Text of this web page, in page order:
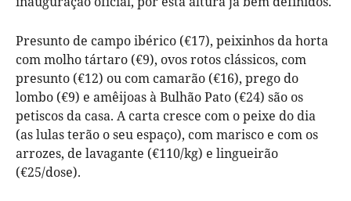
Presunto de campo ibérico (€17), peixinhos da horta
com molho tártaro (€9), ovos rotos clássicos, com
presunto (€12) ou com camarão (€16), prego do
lombo (€9) e amêijoas à Bulhão Pato (€24) são os
petiscos da casa. A carta cresce com o peixe do dia
(as lulas terão o seu espaço), com marisco e com os
arrozes, de lavagante (€110/kg) e lingueirão
(€25/dose).